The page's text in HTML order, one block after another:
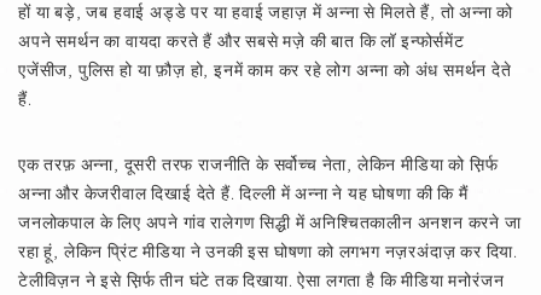
हों या बड़े, जब हवाई अड्डे पर या हवाई जहाज़ में अन्ना से मिलते हैं, तो अन्ना को
अपने समर्थन का वायदा करते हैं और सबसे मज़े की बात कि लॉ इन्फोर्समेंट
एजेंसीज, पुलिस हो या फ़ौज़ हो, इनमें काम कर रहे लोग अन्ना को अंध समर्थन देते
हैं.
एक तरफ़ अन्ना, दूसरी तरफ राजनीति के सर्वोच्च नेता, लेकिन मीडिया को स़िर्फ
अन्ना और केजरीवाल दिखाई देते हैं. दिल्ली में अन्ना ने यह घोषणा की कि मैं
जनलोकपाल के लिए अपने गांव रालेगण सिद्धी में अनिश्‍चितकालीन अनशन करने जा
रहा हूं, लेकिन प्रिंट मीडिया ने उनकी इस घोषणा को लगभग नज़रअंदाज़ कर दिया.
टेलीविज़न ने इसे स़िर्फ तीन घंटे तक दिखाया. ऐसा लगता है कि मीडिया मनोरंजन